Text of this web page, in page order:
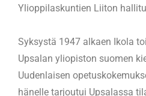
Ylioppilaskuntien Liiton
Syksystä 1947 alkaen Ikola
Upsalan yliopiston suomen
Uudenlaisen
hänelle tarjoutui Upsalassa